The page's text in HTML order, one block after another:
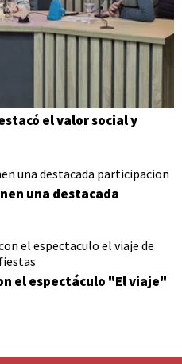
el valor social y
una destacada
el espectáculo "El viaje"